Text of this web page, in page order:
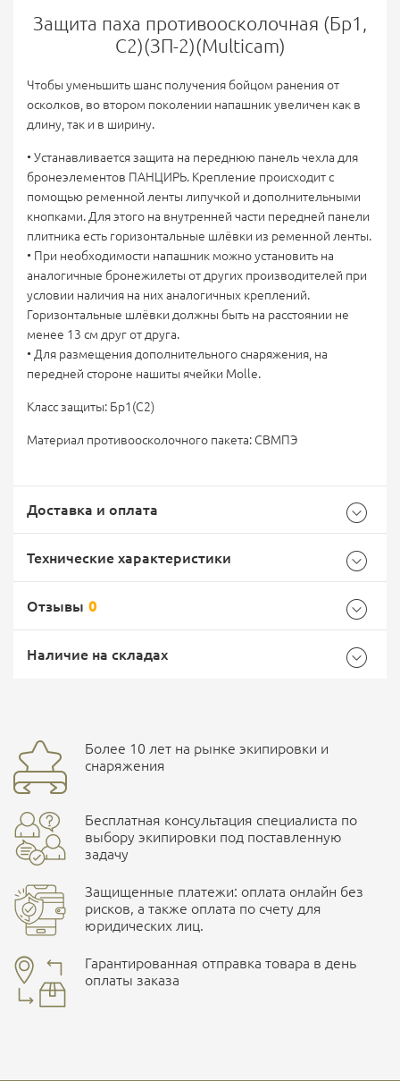
Защита паха противоосколочная (Бр1,
С2)(ЗП-2)(Multicam)
Чтобы уменьшить шанс получения бойцом ранения от
осколков, во втором поколении напашник увеличен как в
длину, так и в ширину.
• Устанавливается защита на переднюю панель чехла для
бронеэлементов ПАНЦИРЬ. Крепление происходит с
помощью ременной ленты липучкой и дополнительными
кнопками. Для этого на внутренней части передней панели
плитника есть горизонтальные шлёвки из ременной ленты.
• При необходимости напашник можно установить на
аналогичные бронежилеты от других производителей при
условии наличия на них аналогичных креплений.
Горизонтальные шлёвки должны быть на расстоянии не
менее 13 см друг от друга.
• Для размещения дополнительного снаряжения, на
передней стороне нашиты ячейки Molle.
Класс защиты: Бр1(С2)
Материал противоосколочного пакета: СВМПЭ
Доставка и оплата
Доставка Почтой России
EMS Почта России
Доставка курьерской службой СДЭК -
Наличные при самовывозе
Технические характеристики
Бренд ССО
Отзывы 0
Наличие на складах
улица Маяковского, 10
ПОДРОБНЕЕ О СКЛАДЕ
Более 10 лет на рынке экипировки и
снаряжения
Бесплатная консультация специалиста по
выбору экипировки под поставленную
задачу
Защищенные платежи: оплата онлайн без
рисков, а также оплата по счету для
юридических лиц.
Гарантированная отправка товара в день
оплаты заказа